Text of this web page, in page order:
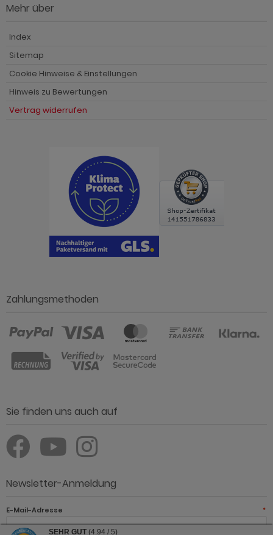
Mehr über
Index
Sitemap
Cookie Hinweise & Einstellungen
Hinweis zu Bewertungen
Vertrag widerrufen
Zahlungsmethoden
Sie finden uns auch auf
Newsletter-Anmeldung
E-Mail-Adresse *
SEHR GUT (4.94 / 5)